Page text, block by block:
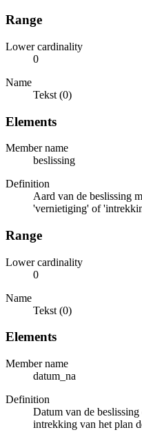
Range
Lower cardinality
0
Name
Tekst (0)
Elements
Member name
beslissing
Definition
Aard van de beslissing
'vernietiging' of
Range
Lower cardinality
0
Name
Tekst (0)
Elements
Member name
datum_na
Definition
Datum van de
intrekking van het plan